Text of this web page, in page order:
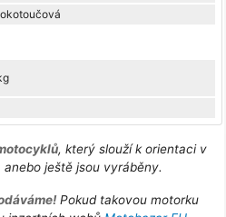
, který slouží k orientaci v
ještě jsou vyráběny.
Pokud takovou motorku